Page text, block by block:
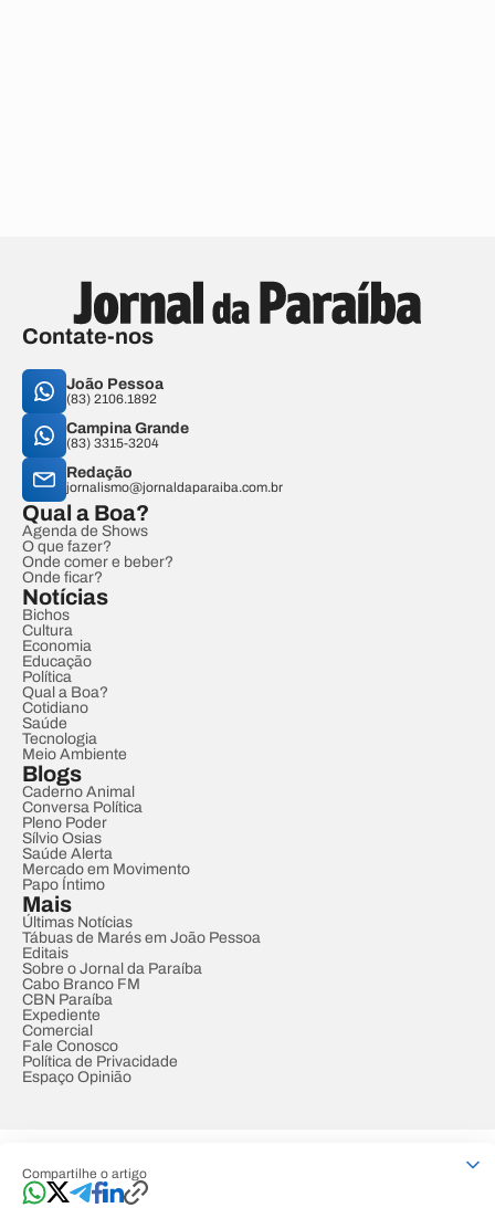
Compartilhe o artigo
Contate-nos
João Pessoa
(83) 2106.1892
Campina Grande
(83) 3315-3204
Redação
jornalismo@jornaldaparaiba.com.br
Qual a Boa?
Agenda de Shows
O que fazer?
Onde comer e beber?
Onde ficar?
Notícias
Bichos
Cultura
Economia
Educação
Política
Qual a Boa?
Cotidiano
Saúde
Tecnologia
Meio Ambiente
Blogs
Caderno Animal
Conversa Política
Pleno Poder
Sílvio Osias
Saúde Alerta
Mercado em Movimento
Papo Íntimo
Mais
Últimas Notícias
Tábuas de Marés em João Pessoa
Editais
Sobre o Jornal da Paraíba
Cabo Branco FM
CBN Paraíba
Expediente
Comercial
Fale Conosco
Política de Privacidade
Espaço Opinião
Developed by Designed by